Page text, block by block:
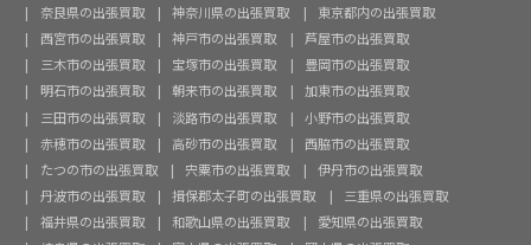
奈良県の出張買取
神奈川県の出張買取
東京都内の出張買取
西宮市の出張買取
神戸市の出張買取
芦屋市の出張買取
三木市の出張買取
宝塚市の出張買取
豊岡市の出張買取
明石市の出張買取
朝来市の出張買取
加東市の出張買取
三田市の出張買取
淡路市の出張買取
小野市の出張買取
赤穂市の出張買取
高砂市の出張買取
西脇市の出張買取
たつの市の出張買取
宍粟市の出張買取
伊丹市の出張買取
丹波市の出張買取
揖保郡太子町の出張買取
三重県の出張買取
福井県の出張買取
和歌山県の出張買取
愛知県の出張買取